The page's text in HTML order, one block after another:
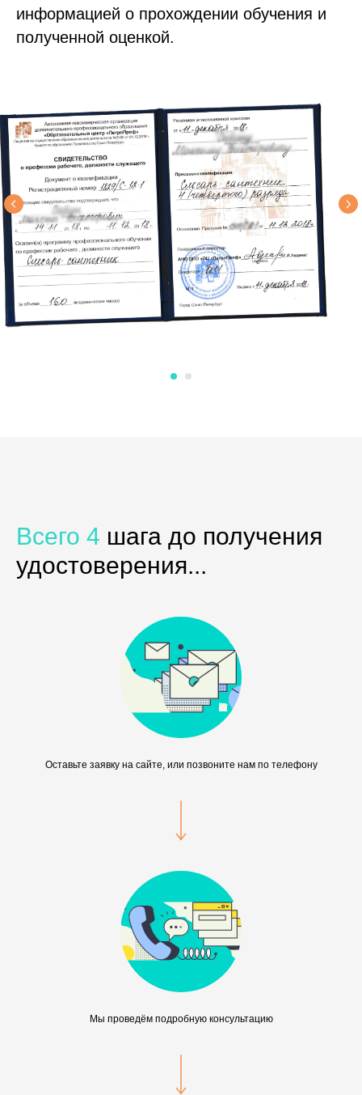
информацией о прохождении обучения и
полученной оценкой.
Всего 4 шага до получения
удостоверения...
Оставьте заявку на сайте, или позвоните нам по телефону
Мы проведём подробную консультацию